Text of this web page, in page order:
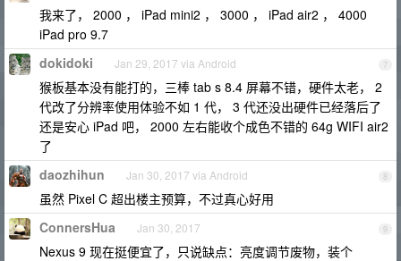
我来了， 2000 ， iPad mini2 ， 3000 ， iPad air2 ， 4000
iPad pro 9.7
7
dokidoki Jan 29, 2017 via Android
猴板基本没有能打的，三棒 tab s 8.4 屏幕不错，硬件太老， 2
代改了分辨率使用体验不如 1 代， 3 代还没出硬件已经落后了
还是安心 iPad 吧， 2000 左右能收个成色不错的 64g WIFI air2
了
8
daozhihun Jan 30, 2017 via Android
虽然 Pixel C 超出楼主预算，不过真心好用
9
ConnersHua Jan 30, 2017
Nexus 9 现在挺便宜了，只说缺点：亮度调节废物，装个